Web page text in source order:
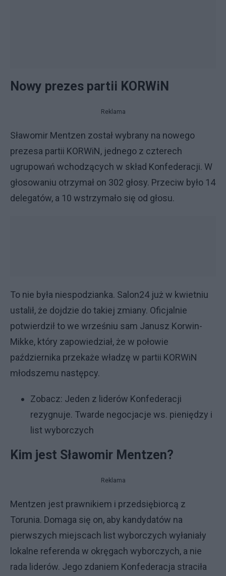
Nowy prezes partii KORWiN
Reklama
Sławomir Mentzen został wybrany na nowego
prezesa partii KORWiN, jednego z czterech
ugrupowań wchodzących w skład Konfederacji. W
głosowaniu otrzymał on 302 głosy. Przeciw było 14
delegatów, a 10 wstrzymało się od głosu.
To nie była niespodzianka. Salon24 już w kwietniu
ustalił, że dojdzie do takiej zmiany. Oficjalnie
potwierdził to we wrześniu sam Janusz Korwin-
Mikke, który zapowiedział, że w połowie
października przekaże władzę w partii KORWiN
młodszemu następcy.
Zobacz: Jeden z liderów Konfederacji
rezygnuje. Twarde negocjacje ws. pieniędzy i
list wyborczych
Kim jest Sławomir Mentzen?
Reklama
Mentzen jest prawnikiem i przedsiębiorcą z
Torunia. Domaga się on, aby kandydatów na
pierwszych miejscach list wyborczych wyłaniały
lokalne referenda w okręgach wyborczych, a nie
rada liderów. Jego zdaniem Konfederacja straciła